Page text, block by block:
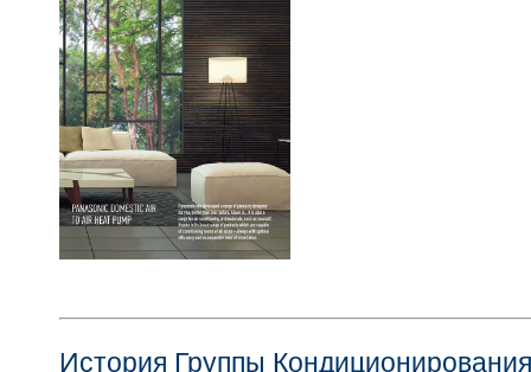
История Группы Кондиционирования